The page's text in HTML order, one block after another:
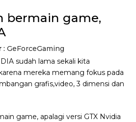
bermain game,
: GeForceGaming
sudah lama sekali kita
mereka memang fokus pada
grafis,video, 3 dimensi dan
game, apalagi versi GTX Nvidia